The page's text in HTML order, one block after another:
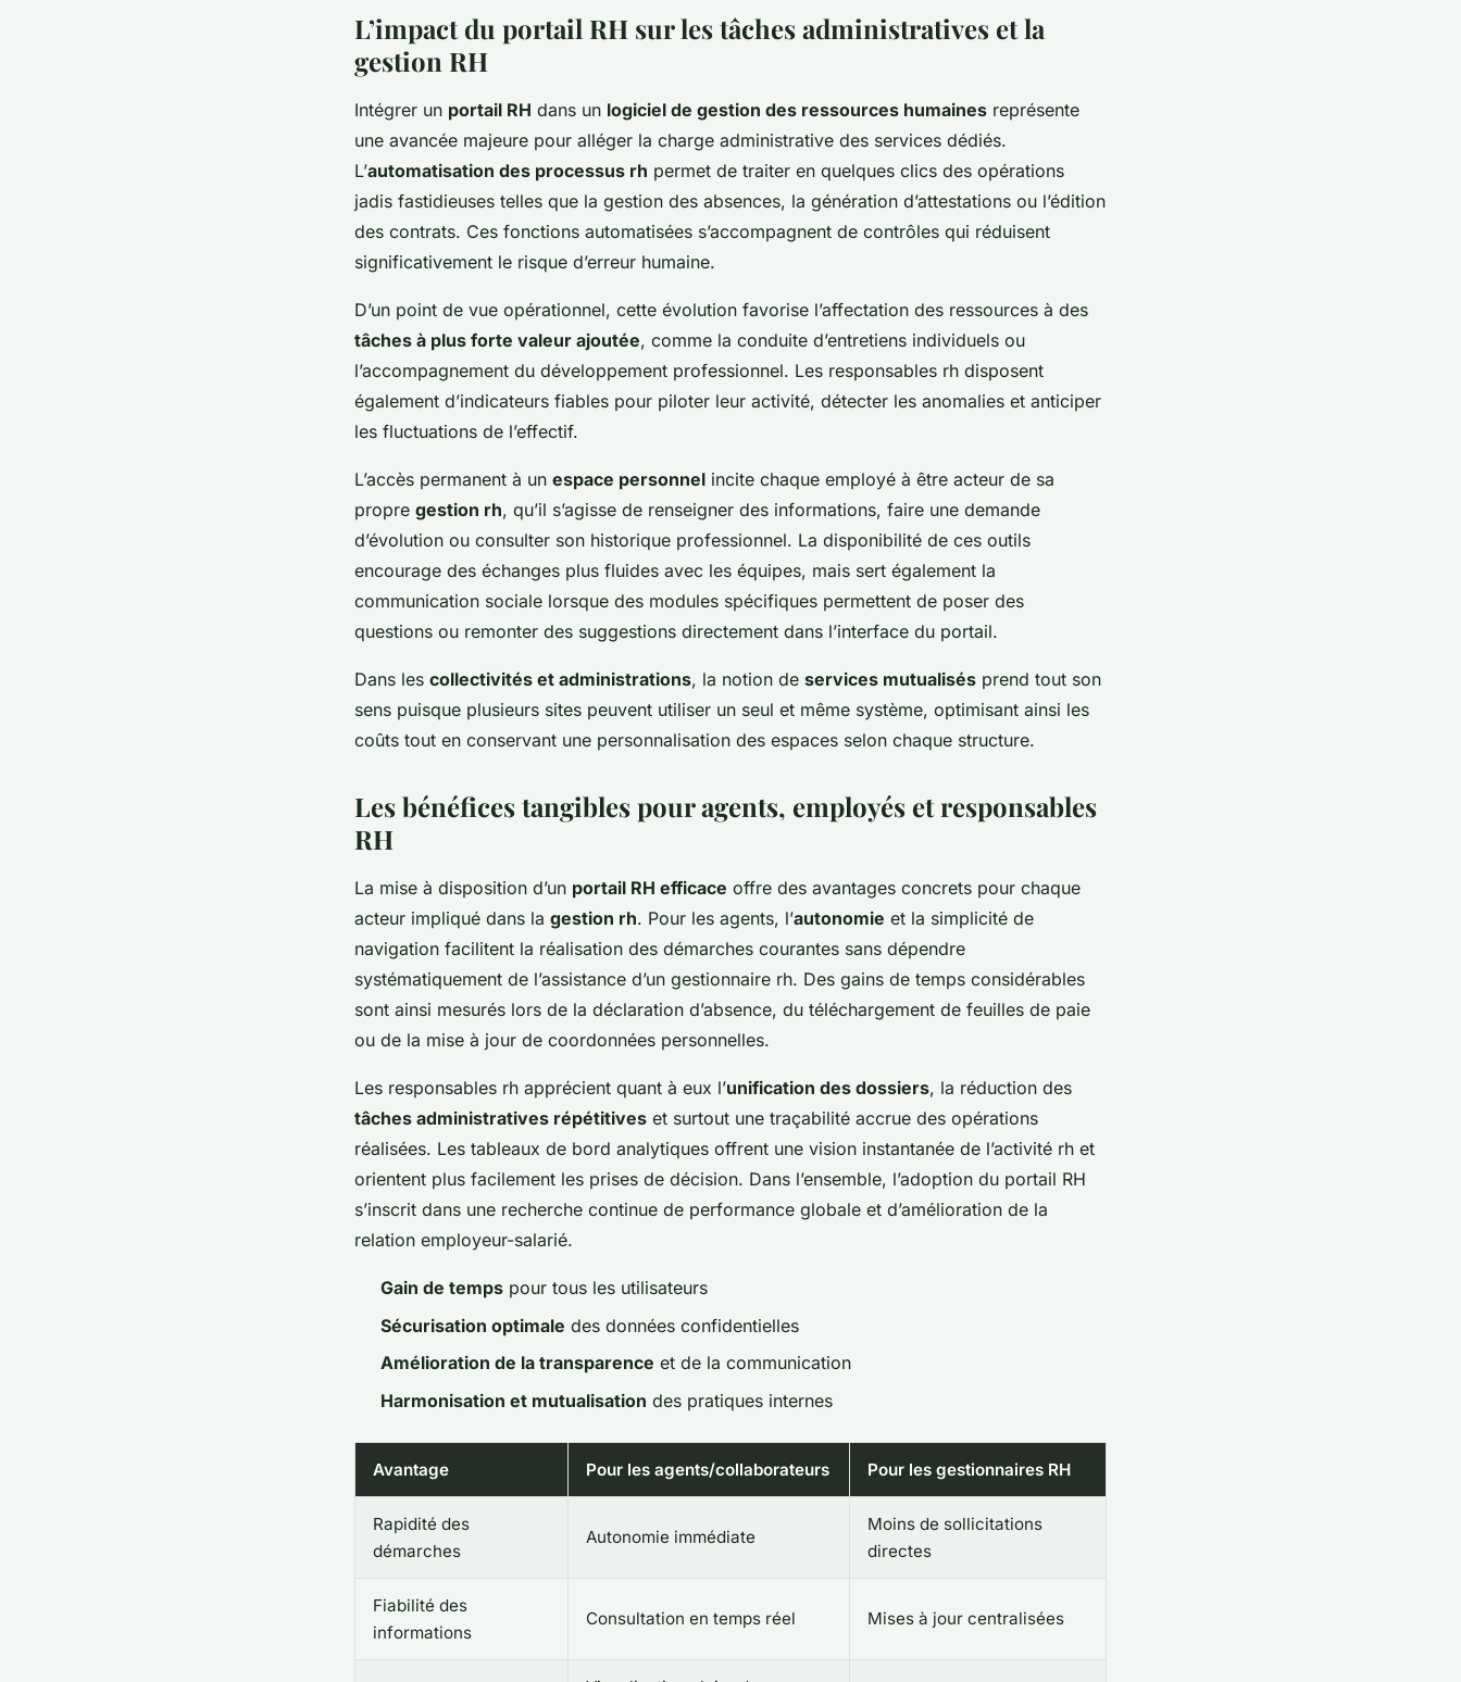
L’impact du portail RH sur les tâches administratives et la
gestion RH
Intégrer un portail RH dans un logiciel de gestion des ressources humaines représente
une avancée majeure pour alléger la charge administrative des services dédiés.
L’automatisation des processus rh permet de traiter en quelques clics des opérations
jadis fastidieuses telles que la gestion des absences, la génération d’attestations ou l’édition
des contrats. Ces fonctions automatisées s’accompagnent de contrôles qui réduisent
significativement le risque d’erreur humaine.
D’un point de vue opérationnel, cette évolution favorise l’affectation des ressources à des
tâches à plus forte valeur ajoutée, comme la conduite d’entretiens individuels ou
l’accompagnement du développement professionnel. Les responsables rh disposent
également d’indicateurs fiables pour piloter leur activité, détecter les anomalies et anticiper
les fluctuations de l’effectif.
L’accès permanent à un espace personnel incite chaque employé à être acteur de sa
propre gestion rh, qu’il s’agisse de renseigner des informations, faire une demande
d’évolution ou consulter son historique professionnel. La disponibilité de ces outils
encourage des échanges plus fluides avec les équipes, mais sert également la
communication sociale lorsque des modules spécifiques permettent de poser des
questions ou remonter des suggestions directement dans l’interface du portail.
Dans les collectivités et administrations, la notion de services mutualisés prend tout son
sens puisque plusieurs sites peuvent utiliser un seul et même système, optimisant ainsi les
coûts tout en conservant une personnalisation des espaces selon chaque structure.
Les bénéfices tangibles pour agents, employés et responsables
RH
La mise à disposition d’un portail RH efficace offre des avantages concrets pour chaque
acteur impliqué dans la gestion rh. Pour les agents, l’autonomie et la simplicité de
navigation facilitent la réalisation des démarches courantes sans dépendre
systématiquement de l’assistance d’un gestionnaire rh. Des gains de temps considérables
sont ainsi mesurés lors de la déclaration d’absence, du téléchargement de feuilles de paie
ou de la mise à jour de coordonnées personnelles.
Les responsables rh apprécient quant à eux l’unification des dossiers, la réduction des
tâches administratives répétitives et surtout une traçabilité accrue des opérations
réalisées. Les tableaux de bord analytiques offrent une vision instantanée de l’activité rh et
orientent plus facilement les prises de décision. Dans l’ensemble, l’adoption du portail RH
s’inscrit dans une recherche continue de performance globale et d’amélioration de la
relation employeur-salarié.
Gain de temps pour tous les utilisateurs
Sécurisation optimale des données confidentielles
Amélioration de la transparence et de la communication
Harmonisation et mutualisation des pratiques internes
Avantage Pour les agents/collaborateurs Pour les gestionnaires RH
Rapidité des
démarches
Autonomie immédiate
Moins de sollicitations
directes
Fiabilité des
informations
Consultation en temps réel Mises à jour centralisées